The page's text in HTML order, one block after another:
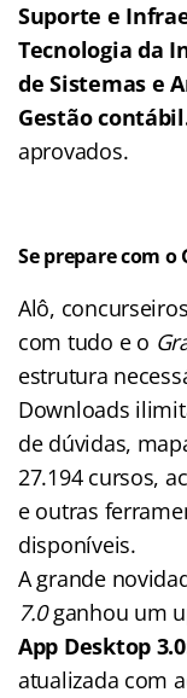
Suporte e
Tecnologia da
de Sistemas e
Gestão
aprovados.
Se prepare com
Alô,
com tudo e o
estrutura
Downloads
de dúvidas,
27.194 cursos,
e outras
disponíveis.
A grande
7.0ganhou um
App Desktop
atualizada com